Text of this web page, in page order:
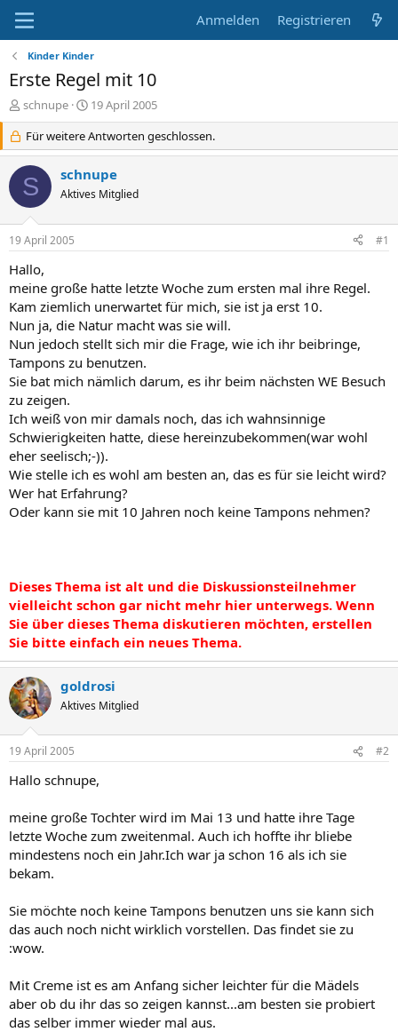
Anmelden Registrieren
Kinder Kinder
Erste Regel mit 10
E
r
s
t
e
l
e
schnupe
E
r
s
t
l
l
m
19 April 2005
Für weitere Antworten geschlossen.
S schnupe
Aktives Mitglied
19 April 2005 #1
Hallo,
meine große hatte letzte Woche zum ersten mal ihre Regel.
Kam ziemlich unerwartet für mich, sie ist ja erst 10.
Nun ja, die Natur macht was sie will.
Nun jedoch stellt sich mir die Frage, wie ich ihr beibringe,
Tampons zu benutzen.
Sie bat mich nämlich darum, es ihr beim nächsten WE Besuch
zu zeigen.
Ich weiß von mir damals noch, das ich wahnsinnige
Schwierigkeiten hatte, diese hereinzubekommen(war wohl
eher seelisch;-)).
Wie stelle ich es wohl am besten an, das es für sie leicht wird?
Wer hat Erfahrung?
Oder kann sie mit 10 Jahren noch keine Tampons nehmen?
Dieses Thema ist alt und die Diskussionsteilnehmer
vielleicht schon gar nicht mehr hier unterwegs. Wenn
Sie über dieses Thema diskutieren möchten, erstellen
Sie bitte einfach ein neues Thema.
goldrosi
Aktives Mitglied
19 April 2005 #2
Hallo schnupe,
meine große Tochter wird im Mai 13 und hatte ihre Tage
letzte Woche zum zweitenmal. Auch ich hoffte ihr bliebe
mindestens noch ein Jahr.Ich war ja schon 16 als ich sie
bekam.
Sie möchte noch keine Tampons benutzen uns sie kann sich
das auch noch nicht wirklich vorstellen. Das findet sie zu
:wow.
Mit Creme ist es am Anfang sicher leichter für die Mädels
aber ob du ihr das so zeigen kannst...am besten sie probiert
das selber immer wieder mal aus.